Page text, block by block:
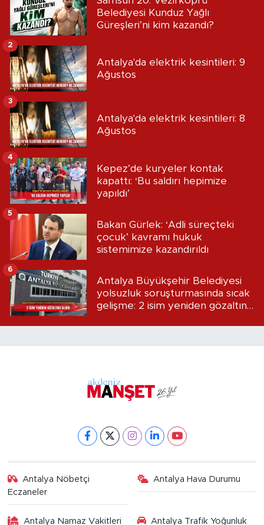
Belediyesi Kunduz Yağlı
Güreşleri’ni kim kazandı?
Antalya'da elektrik kesintileri: 9
Ağustos
2
Antalya'da elektrik kesintileri: 8
Ağustos
3
Kepez’de kuryeler kontak
kapattı: ‘Bu saldırı hepimize
yapıldı’
4
Bakan Gürlek: ‘Adli süreçteki
çocuk’ kavramı hukuk
sistemimize kazandırıldı
5
Antalya Büyükşehir Belediyesi
yolsuzluk soruşturmasında sıcak
gelişme: 2 isim yeniden gözaltına
6
Antalya Nöbetçi
Eczaneler
Antalya Hava Durumu
Antalya Namaz Vakitleri Antalya Trafik Yoğunluk